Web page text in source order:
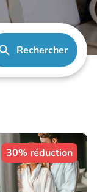
Rechercher
30% réduction